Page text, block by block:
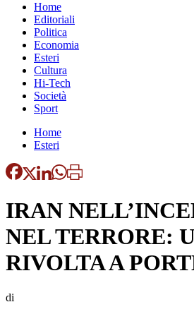
Home
Editoriali
Politica
Economia
Esteri
Cultura
Hi-Tech
Società
Sport
Home
Esteri
IRAN
NEL TERRORE:
RIVOLTA A
di